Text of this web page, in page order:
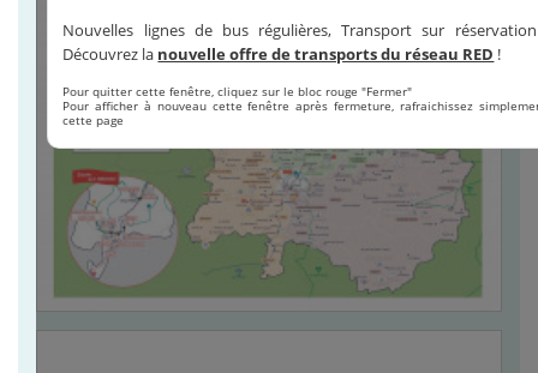
Nouvelles lignes de bus régulières, Transport sur
Découvrez la nouvelle offre de transports du réseau RED !
Pour quitter cette fenêtre, cliquez sur le bloc rouge "Fermer"
Pour afficher à nouveau cette fenêtre après fermeture, rafraichissez
cette page